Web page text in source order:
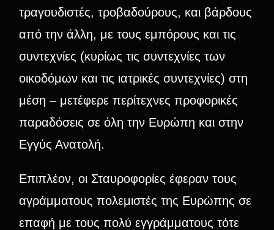
τραγουδιστές, τροβαδούρους, και βάρδους
από την άλλη, με τους εμπόρους και τις
συντεχνίες (κυρίως τις συντεχνίες των
οικοδόμων και τις ιατρικές συντεχνίες) στη
μέση – μετέφερε περίτεχνες προφορικές
παραδόσεις σε όλη την Ευρώπη και στην
Εγγύς Ανατολή.
Επιπλέον, οι Σταυροφορίες έφεραν τους
αγράμματους πολεμιστές της Ευρώπης σε
επαφή με τους πολύ εγγράμματους τότε